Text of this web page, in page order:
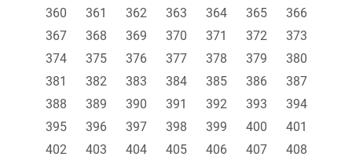
360
361 362 363 364 365
366
367
368 369 370 371 372
373
374
375 376 377 378 379
380
381
382 383 384 385 386
387
388
389 390 391 392 393
394
395
396 397 398 399 400
401
402
403 404 405 406 407
408